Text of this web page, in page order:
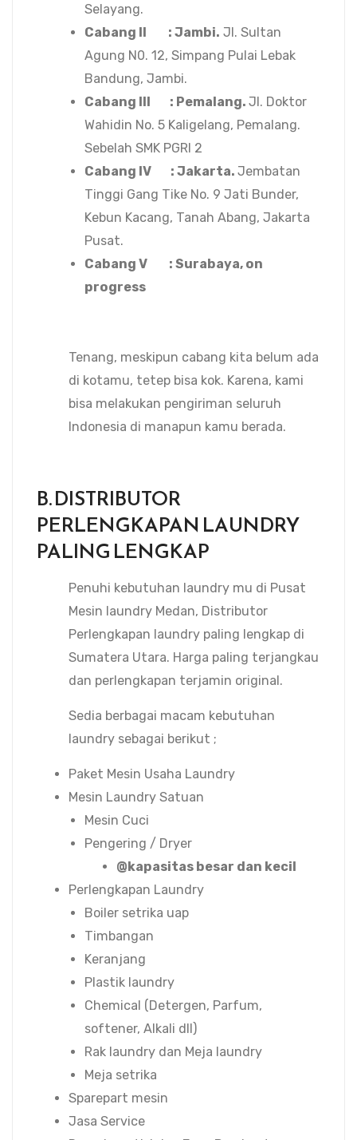
Selayang.
Cabang II : Jambi. Jl. Sultan
Agung N0. 12, Simpang Pulai Lebak
Bandung, Jambi.
Cabang III : Pemalang. Jl. Doktor
Wahidin No. 5 Kaligelang, Pemalang.
Sebelah SMK PGRI 2
Cabang IV : Jakarta. Jembatan
Tinggi Gang Tike No. 9 Jati Bunder,
Kebun Kacang, Tanah Abang, Jakarta
Pusat.
Cabang V : Surabaya, on
progress
Tenang, meskipun cabang kita belum ada
di kotamu, tetep bisa kok. Karena, kami
bisa melakukan pengiriman seluruh
Indonesia di manapun kamu berada.
B. DISTRIBUTOR
PERLENGKAPAN LAUNDRY
PALING LENGKAP
Penuhi kebutuhan laundry mu di Pusat
Mesin laundry Medan, Distributor
Perlengkapan laundry paling lengkap di
Sumatera Utara. Harga paling terjangkau
dan perlengkapan terjamin original.
Sedia berbagai macam kebutuhan
laundry sebagai berikut ;
Paket Mesin Usaha Laundry
Mesin Laundry Satuan
Mesin Cuci
Pengering / Dryer
@kapasitas besar dan kecil
Perlengkapan Laundry
Boiler setrika uap
Timbangan
Keranjang
Plastik laundry
Chemical (Detergen, Parfum,
softener, Alkali dll)
Rak laundry dan Meja laundry
Meja setrika
Sparepart mesin
Jasa Service